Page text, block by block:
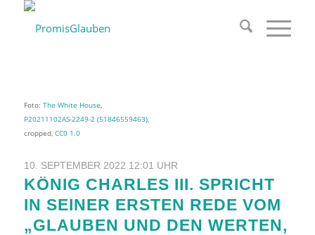
Foto: The White House
P20211102AS-2249-2 (51846559463),
cropped, CC0 1.0
10. SEPTEMBER 2022 12:01 UHR
KÖNIG CHARLES III. SPRICHT
IN SEINER ERSTEN REDE VOM
„GLAUBEN UND DEN WERTEN,